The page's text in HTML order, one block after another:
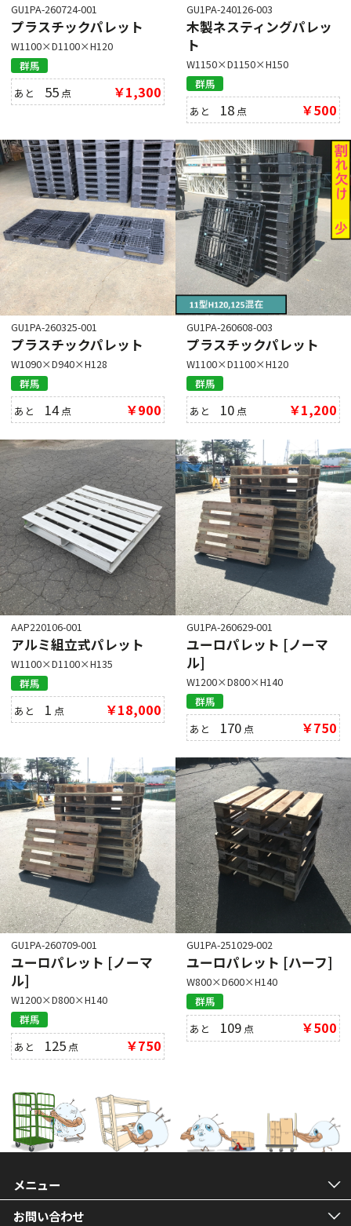
GU1PA-260724-001
プラスチックパレット
W1100×D1100×H120
群馬
あと 55 点 ￥1,300
GU1PA-240126-003
木製ネスティングパレッ
ト
W1150×D1150×H150
群馬
あと 18 点 ￥500
GU1PA-260325-001
プラスチックパレット
W1090×D940×H128
群馬
あと 14点 ￥900
GU1PA-260608-003
プラスチックパレット
W1100×D1100×H120
群馬
あと 10 点 ￥1,200
AAP220106-001
アルミ組立式パレット
W1100×D1100×H135
群馬
あと 1 点 ￥18,000
GU1PA-260629-001
ユーロパレット [ノーマ
ル]
W1200×D800×H140
群馬
あと 170 点 ￥750
GU1PA-260709-001
ユーロパレット [ノーマ
ル]
W1200×D800×H140
群馬
あと 125 点 ￥750
GU1PA-251029-002
ユーロパレット [ハーフ]
W800×D600×H140
群馬
あと 109 点 ￥500
メニュー
お問い合わせ